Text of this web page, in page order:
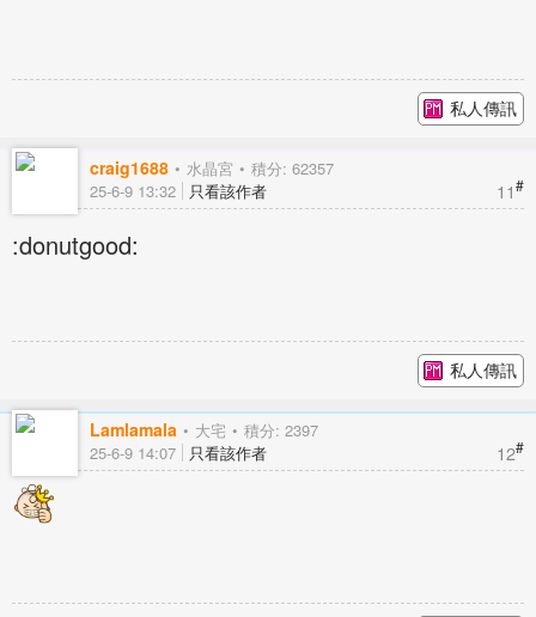
私人傳訊
craig1688 水晶宮 積分: 62357
11#
25-6-9 13:32 只看該作者
:donutgood:
私人傳訊
Lamlamala 大宅 積分: 2397
12#
25-6-9 14:07 只看該作者